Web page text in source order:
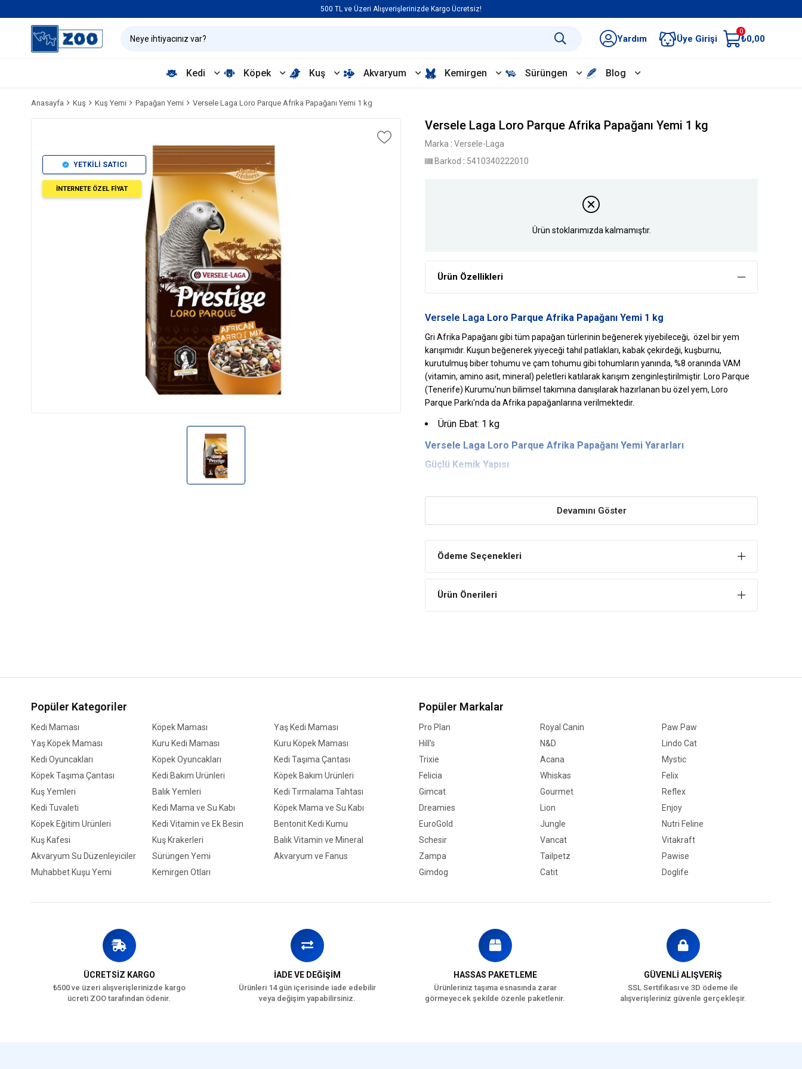
500 TL ve Üzeri Alışverişlerinizde Kargo Ücretsiz!
Yardım Üye Girişi
0
₺0,00
Kedi Köpek Kuş Akvaryum Kemirgen Sürüngen Blog
Anasayfa Kuş Kuş Yemi Papağan Yemi Versele Laga Loro Parque Afrika Papağanı Yemi 1 kg
YETKİLİ SATICI
İNTERNETE ÖZEL FİYAT
Versele Laga Loro Parque Afrika Papağanı Yemi 1 kg
Marka : Versele-Laga
Barkod : 5410340222010
Ürün stoklarımızda kalmamıştır.
Ürün Özellikleri
Versele Laga Loro Parque Afrika Papağanı Yemi 1 kg
Gri Afrika Papağanı gibi tüm papağan türlerinin beğenerek yiyebileceği, özel bir yem
karışımıdır. Kuşun beğenerek yiyeceği tahıl patlakları, kabak çekirdeği, kuşburnu,
kurutulmuş biber tohumu ve çam tohumu gibi tohumların yanında, %8 oranında VAM
(vitamin, amino asit, mineral) peletleri katılarak karışım zenginleştirilmiştir. Loro Parque
(Tenerife) Kurumu'nun bilimsel takımına danışılarak hazırlanan bu özel yem, Loro
Parque Parkı'nda da Afrika papağanlarına verilmektedir.
Ürün Ebat: 1 kg
Versele Laga Loro Parque Afrika Papağanı Yemi Yararları
Güçlü Kemik Yapısı
Vücuda ihtiyaç duyduğu enerjiyi sağlar ve iştah açıcı bir etki oluşturur.
İçerdiği yüksek karbonhidrat ve yağ oranı ile enerji verirler.
Bileşim
Çeltik
Karabuğday
Fıstık içi
Kabak çekirdeği
Darı
Çam fıstığı
Keçiboynuzu
Kanarya tohumu
Kenevir tohumu
İstiridye kabuğu kırığı
Patlamış mısır
Devamını Göster
Ödeme Seçenekleri
Ürün Önerileri
Popüler Kategoriler
Kedi Maması Köpek Maması
Yaş Kedi Maması
Yaş Köpek Maması
Kuru Kedi Maması
Kuru Köpek Maması
Kedi Oyuncakları
Köpek Oyuncakları
Kedi Taşıma Çantası
Köpek Taşıma Çantası
Kedi Bakım Ürünleri
Köpek Bakım Ürünleri
Kuş Yemleri
Balık Yemleri
Kedi Tırmalama Tahtası
Kedi Tuvaleti
Kedi Mama ve Su Kabı
Köpek Mama ve Su Kabı
Köpek Eğitim Ürünleri
Kedi Vitamin ve Ek Besin
Bentonit Kedi Kumu
Kuş Kafesi
Kuş Krakerleri
Balık Vitamin ve Mineral
Akvaryum Su Düzenleyiciler
Sürüngen Yemi
Akvaryum ve Fanus
Muhabbet Kuşu Yemi
Kemirgen Otları
Popüler Markalar
Pro Plan Royal Canin
Paw Paw
Hill's
N&D
Lindo Cat
Trixie
Acana
Mystic
Felicia
Whiskas
Felix
Gimcat
Gourmet
Reflex
Dreamies
Lion
Enjoy
EuroGold
Jungle
Nutri Feline
Schesir
Vancat
Vitakraft
Zampa
Tailpetz
Pawise
Gimdog
Catit Doglife
ÜCRETSİZ KARGO
₺500 ve üzeri alışverişlerinizde kargo
ücreti ZOO tarafından ödenir.
İADE VE DEĞİŞİM
Ürünleri 14 gün içerisinde iade edebilir
veya değişim yapabilirsiniz.
HASSAS PAKETLEME
Ürünleriniz taşıma esnasında zarar
görmeyecek şekilde özenle paketlenir.
GÜVENLİ ALIŞVERİŞ
SSL Sertifikası ve 3D ödeme ile
alışverişleriniz güvenle gerçekleşir.